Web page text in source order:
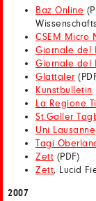
Baz Online
CSEM Micro
Giornale del
Giornale del
Glattaler
Kunstbulletin
La Regione
St.Galler
Uni Lausanne
Tagi
Zett (PDF)
Zett, Lucid
2007